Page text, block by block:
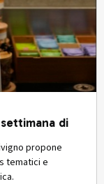
di
propone
tematici e